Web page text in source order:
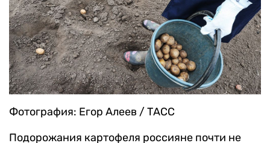
Фотография: Егор Алеев / ТАСС
Подорожания картофеля россияне почти не